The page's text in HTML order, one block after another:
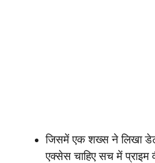
जिसमें एक शख्स ने लिखा
एक्सेस चाहिए सच में प्राइम